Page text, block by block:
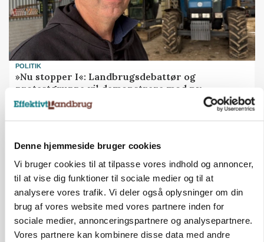
Denne hjemmeside bruger cookies
Vi bruger cookies til at tilpasse vores indhold og annoncer,
til at vise dig funktioner til sociale medier og til at
analysere vores trafik. Vi deler også oplysninger om din
brug af vores website med vores partnere inden for
sociale medier, annonceringspartnere og analysepartnere.
Vores partnere kan kombinere disse data med andre
POLITIK
»Nu stopper I«: Landbrugsdebattør og
protestgruppe vil demonstrere mod ny
gødskningslov